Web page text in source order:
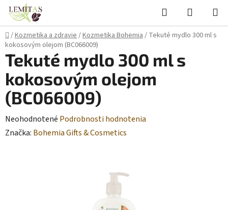
Prejsť
obsah
Hľadať
KOŠÍK
Domov
/Kozmetika a zdravie/Kozmetika Bohemia/ Tekuté mydlo 300 ml s
kokosovým olejom (BC066009)
Tekuté mydlo 300 ml s
kokosovým olejom
(BC066009)
Priemerné
hodnotenie
Neohodnotené Podrobnosti hodnotenia
Značka: Bohemia Gifts & Cosmetics